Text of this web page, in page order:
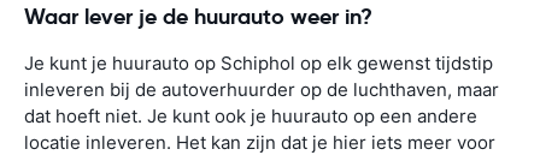
Waar lever je de huurauto weer in?
Je kunt je huurauto op Schiphol op elk gewenst tijdstip
inleveren bij de autoverhuurder op de luchthaven, maar
dat hoeft niet. Je kunt ook je huurauto op een andere
locatie inleveren. Het kan zijn dat je hier iets meer voor